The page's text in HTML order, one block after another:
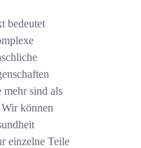
bedeutet
sind als
können
einzelne Teile